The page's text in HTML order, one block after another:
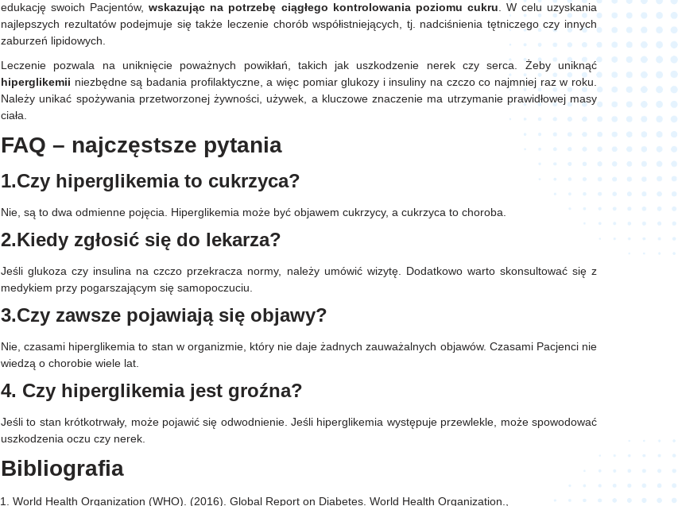
edukację swoich Pacjentów,wskazując na potrzebę ciągłego kontrolowania poziomu cukru . W celu uzyskania
najlepszych rezultatów podejmuje się także leczenie chorób współistniejących, tj. nadciśnienia tętniczego czy innych
zaburzeń lipidowych.
Leczenie pozwala na uniknięcie poważnych powikłań, takich jak uszkodzenie nerek czy serca. Żeby uniknąć
hiperglikemii niezbędne są badania profilaktyczne, a więc pomiar glukozy i insuliny na czczo co najmniej raz w roku.
Należy unikać spożywania przetworzonej żywności, używek, a kluczowe znaczenie ma utrzymanie prawidłowej masy
ciała.
FAQ – najczęstsze pytania
1.Czy hiperglikemia to cukrzyca?
Nie, są to dwa odmienne pojęcia. Hiperglikemia może być objawem cukrzycy, a cukrzyca to choroba.
2.Kiedy zgłosić się do lekarza?
Jeśli glukoza czy insulina na czczo przekracza normy, należy umówić wizytę. Dodatkowo warto skonsultować się z
medykiem przy pogarszającym się samopoczuciu.
3.Czy zawsze pojawiają się objawy?
Nie, czasami hiperglikemia to stan w organizmie, który nie daje żadnych zauważalnych objawów. Czasami Pacjenci nie
wiedzą o chorobie wiele lat.
4. Czy hiperglikemia jest groźna?
Jeśli to stan krótkotrwały, może pojawić się odwodnienie. Jeśli hiperglikemia występuje przewlekle, może spowodować
uszkodzenia oczu czy nerek.
Bibliografia
World Health Organization (WHO). (2016). Global Report on Diabetes. World Health Organization.,